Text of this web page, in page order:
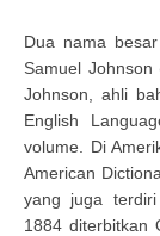
Dua nama
Samuel Johnson
Johnson, ahli
English
volume. Di
American
yang juga
1884 diterbitkan